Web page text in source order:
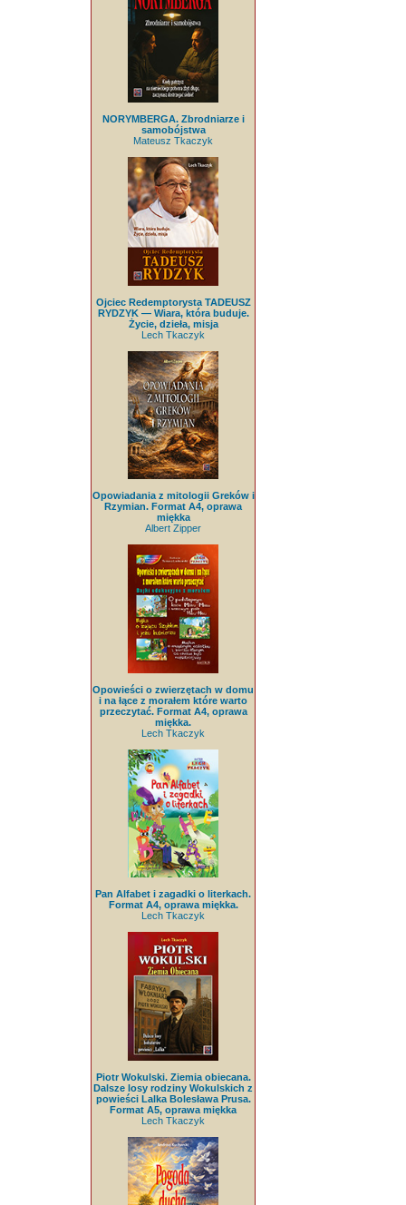
NORYMBERGA. Zbrodniarze i
samobójstwa
Mateusz Tkaczyk
Ojciec Redemptorysta TADEUSZ
RYDZYK — Wiara, która buduje.
Życie, dzieła, misja
Lech Tkaczyk
Opowiadania z mitologii Greków i
Rzymian. Format A4, oprawa
miękka
Albert Zipper
Opowieści o zwierzętach w domu
i na łące z morałem które warto
przeczytać. Format A4, oprawa
miękka.
Lech Tkaczyk
Pan Alfabet i zagadki o literkach.
Format A4, oprawa miękka.
Lech Tkaczyk
Piotr Wokulski. Ziemia obiecana.
Dalsze losy rodziny Wokulskich z
powieści Lalka Bolesława Prusa.
Format A5, oprawa miękka
Lech Tkaczyk